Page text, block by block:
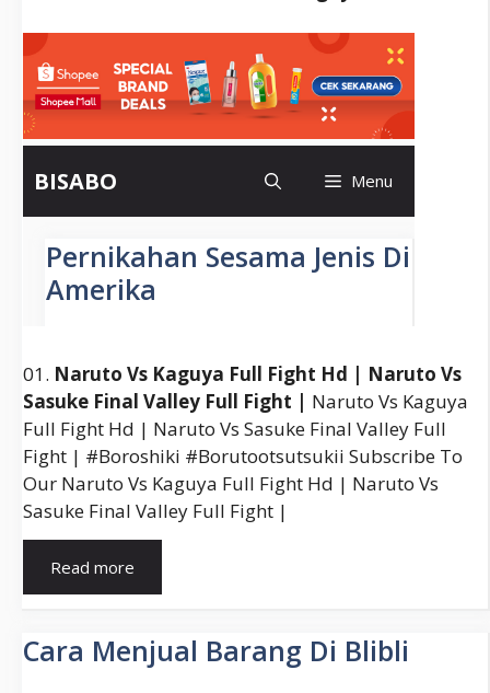
01. Naruto Vs Kaguya Full Fight Hd | Naruto Vs
Sasuke Final Valley Full Fight | Naruto Vs Kaguya
Full Fight Hd | Naruto Vs Sasuke Final Valley Full
Fight | #boroshiki #borutootsutsukii Subscribe To
Our Naruto Vs Kaguya Full Fight Hd | Naruto Vs
Sasuke Final Valley Full Fight |
Read more
Vs
Kaguya
Cara Menjual Barang Di Blibli